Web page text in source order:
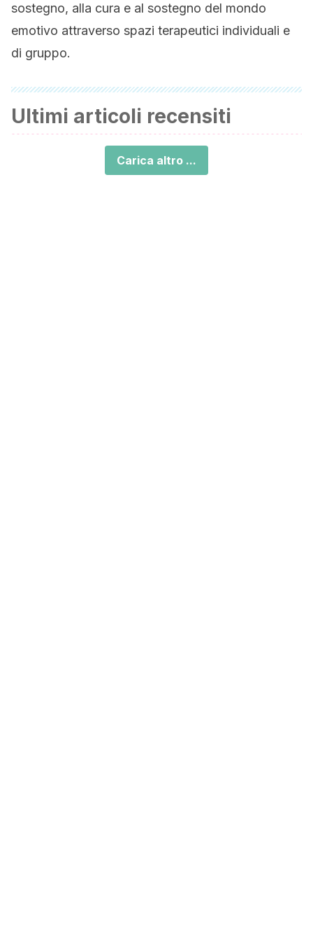
sostegno, alla cura e al sostegno del mondo
emotivo attraverso spazi terapeutici individuali e
di gruppo.
Ultimi articoli recensiti
Carica altro ...